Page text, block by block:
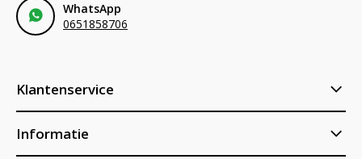
WhatsApp
0651858706
Klantenservice
Informatie